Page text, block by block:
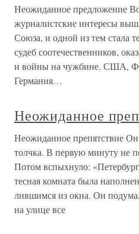
Неожиданное предложение
журналистские интересы
Союза, и одной из тем стала
судеб соотечественников,
и войны на чужбине. США,
Германия…
Неожиданное
Неожиданное препятствие
толчка. В первую минуту не
Потом вспыхнуло:
тесная комната была
лившимся из окна. Он
на улице все